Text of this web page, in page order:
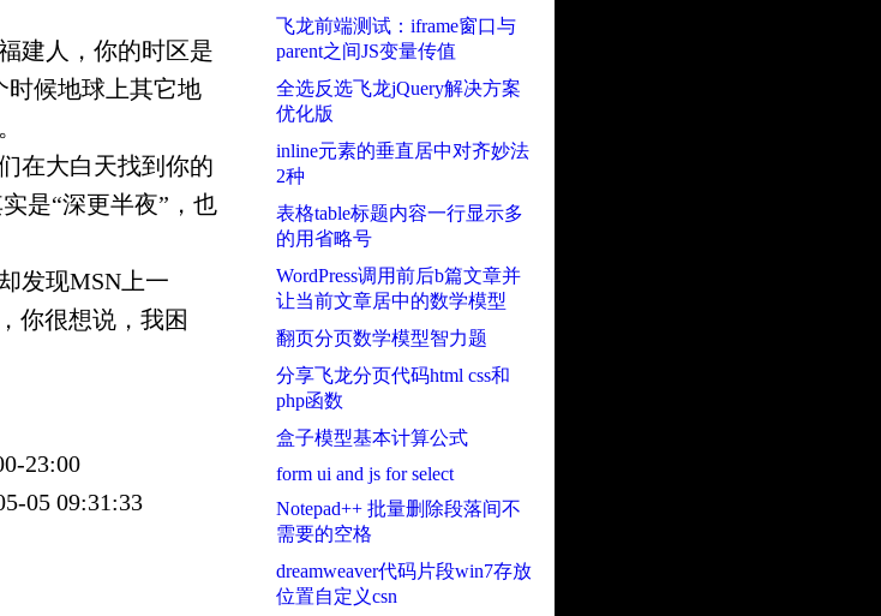
建人，你的时区是
时候地球上其它地
在大白天找到你的
是“深更半夜”，也
发现MSN上一
你很想说，我困
23:00
05 09:31:33
飞龙前端测试：iframe窗口与
parent之间JS变量传值
全选反选飞龙jQuery解决方案
优化版
inline元素的垂直居中对齐妙法
2种
表格table标题内容一行显示多
的用省略号
WordPress调用前后b篇文章并
让当前文章居中的数学模型
翻页分页数学模型智力题
分享飞龙分页代码html css和
php函数
盒子模型基本计算公式
form ui and js for select
Notepad++ 批量删除段落间不
需要的空格
dreamweaver代码片段win7存放
位置自定义csn